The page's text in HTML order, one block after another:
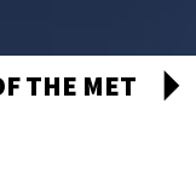
THE MET